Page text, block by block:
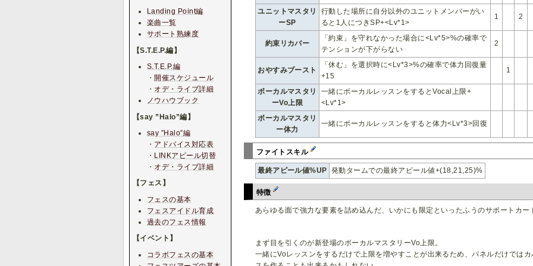
ユニットマスタリ
ーSP
行動した場所に自分以外のユニットメンバーがい
ると1人につきSP+<Lv*1>
1 2
約束リカバー
「約束」を守れなかった場合に<Lv*5>%の確率で
テンションが下がらない
2
おやすみブースト
「休む」を選択時に<Lv*3>%の確率で体力回復量
+15
1
ボーカルマスタリ
ーVo上限
一緒にボーカルレッスンをするとVocal上限+
<Lv*1>
ボーカルマスタリ
ー体力
一緒にボーカルレッスンをすると体力<Lv*3>回復
ファイトスキル
最終アピール値%UP 発動タームでの最終アピール値+(18,21,25)%
特徴
あらゆる面で強力な要素を詰め込んだ、いかにも限定といったふうのサポートカー
まず目を引くのが新登場のボーカルマスタリーVo上限。
一緒にVoレッスンをするだけで上限を増やすことが出来るため、パネルだけでは
Landing Point編
楽曲一覧
サポート熟練度
【S.T.E.P.編】
S.T.E.P.編
・ 開催スケジュール
・ オデ・ライブ詳細
ノウハウブック
【say ”Halo”編】
say ”Halo”編
・ アドバイス対応表
・ LINKアピール切替
・ オデ・ライブ詳細
【フェス】
フェスの基本
フェスアイドル育成
過去のフェス情報
【イベント】
コラボフェスの基本